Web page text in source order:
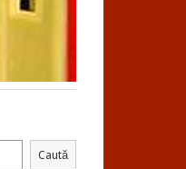
Caută